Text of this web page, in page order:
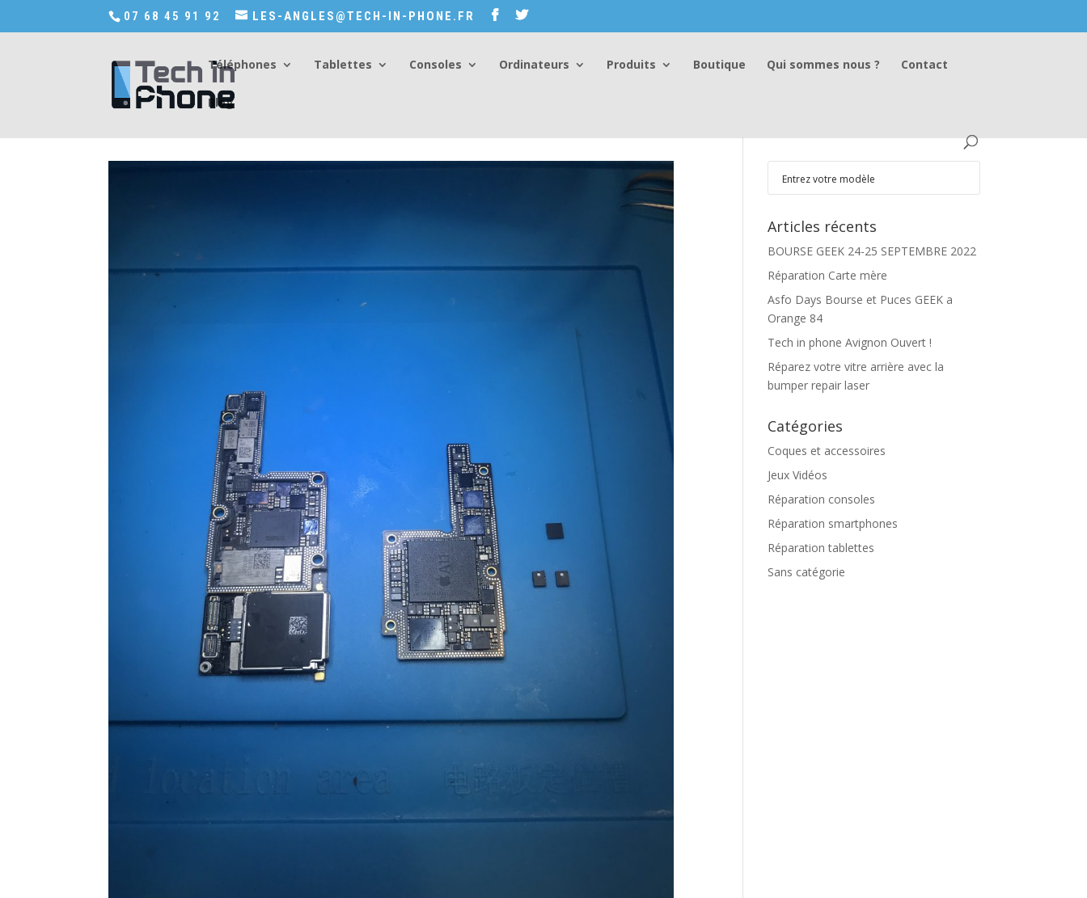
Accédez a Shop-in-tech-in-phone07 68 45 91 92 LES-ANGLES@TECH-IN-PHONE.FR
Téléphones Tablettes Consoles Ordinateurs Produits Boutique Qui sommes nous ? Contact
Blog
Articles récents
BOURSE GEEK 24-25 SEPTEMBRE 2022
Réparation Carte mère
Asfo Days Bourse et Puces GEEK a
Orange 84
Tech in phone Avignon Ouvert !
Réparez votre vitre arrière avec la
bumper repair laser
Catégories
Coques et accessoires
Jeux Vidéos
Réparation consoles
Réparation smartphones
Réparation tablettes
Sans catégorie